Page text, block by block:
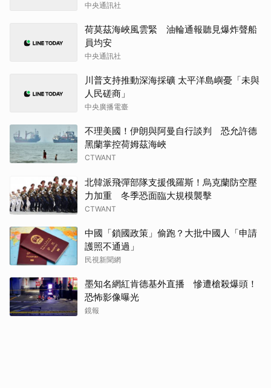
中央通訊社
荷莫茲海峽風雲緊 油輪通報聽見爆炸聲船
員均安
中央通訊社
川普支持推動深海採礦 太平洋島嶼憂「未與
人民磋商」
中央廣播電臺
不理美國！伊朗與阿曼自行談判 恐允許德
黑蘭掌控荷姆茲海峽
CTWANT
北韓派飛彈部隊支援俄羅斯！烏克蘭防空壓
力加重 冬季恐面臨大規模襲擊
CTWANT
中國「鎖國政策」偷跑？大批中國人「申請
護照不通過」
民視新聞網
墨知名網紅肯德基外直播 慘遭槍殺爆頭！
恐怖影像曝光
鏡報